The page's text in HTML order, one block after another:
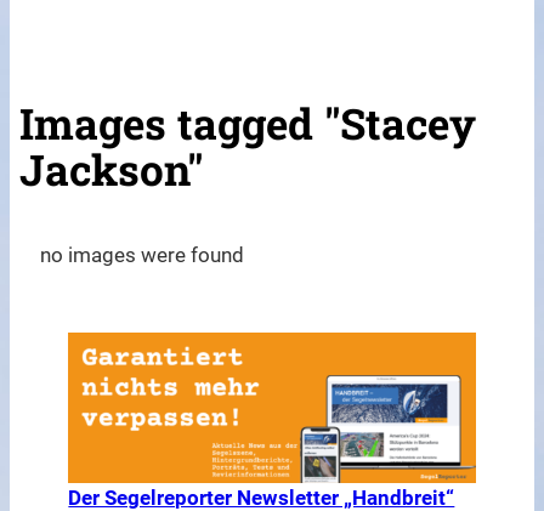
Images tagged "Stacey
Jackson"
no images were found
Der Segelreporter Newsletter „Handbreit“